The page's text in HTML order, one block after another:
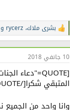
ا
ل
ت
ف
ا
ع
ل
ا
:
بشرى ملاك، rycerz و
10 جانفي 2018
[QUOTE="دعاء الجنات, post: 6616306, member: 172495"
المتبقي شكرا[/QUOTE]
وانا واحد من